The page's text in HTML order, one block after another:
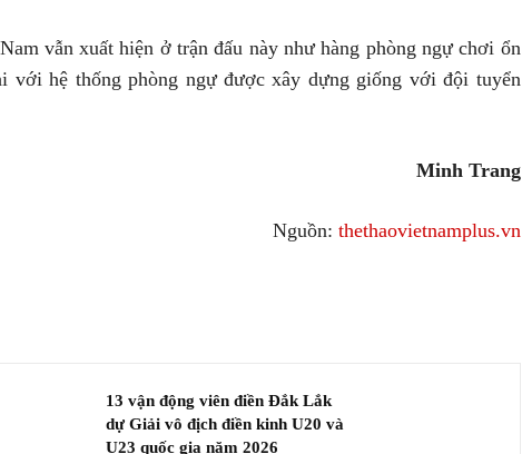
vẫn xuất hiện ở trận đấu này như hàng phòng ngự chơi ổn
với hệ thống phòng ngự được xây dựng giống với đội tuyển
Minh Trang
Nguồn: thethaovietnamplus.vn
13 vận động viên điền Đắk Lắk
dự Giải vô địch điền kinh U20 và
U23 quốc gia năm 2026